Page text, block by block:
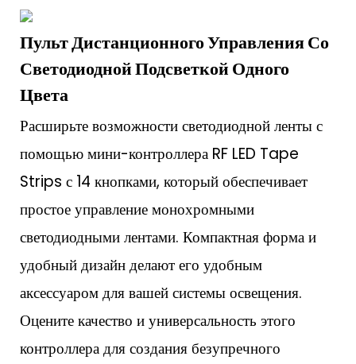
Пульт Дистанционного Управления Со
Светодиодной Подсветкой Одного
Цвета
Расширьте возможности светодиодной ленты с
помощью мини-контроллера RF LED Tape
Strips с 14 кнопками, который обеспечивает
простое управление монохромными
светодиодными лентами. Компактная форма и
удобный дизайн делают его удобным
аксессуаром для вашей системы освещения.
Оцените качество и универсальность этого
контроллера для создания безупречного